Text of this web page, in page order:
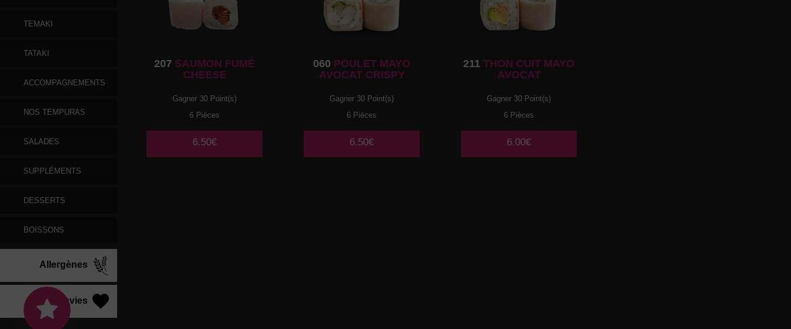
TEMAKI
TATAKI
ACCOMPAGNEMENTS
NOS TEMPURAS
SALADES
SUPPLÉMENTS
DESSERTS
BOISSONS
Allergènes
Vos Envies
207 SAUMON FUMÉ
CHEESE
Gagner 30 Point(s)
6 Pièces
6.50€
060 POULET MAYO
AVOCAT CRISPY
Gagner 30 Point(s)
6 Pièces
6.50€
211 THON CUIT MAYO
AVOCAT
Gagner 30 Point(s)
6 Pièces
6.00€